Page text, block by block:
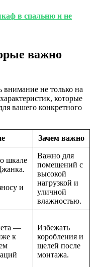
в спальню и не
важно
не только на
которые
вашего конкретного
Зачем важно
шкале
и
Важно для
помещений с
высокой
нагрузкой и
уличной
влажностью.
—
к
Избежать
коробления и
щелей после
монтажа.